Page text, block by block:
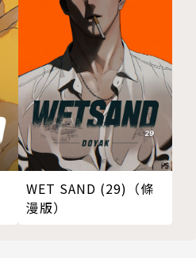
WET SAND (29)（條
漫版）